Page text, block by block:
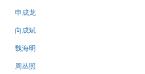
申成龙
向成斌
魏海明
周丛照